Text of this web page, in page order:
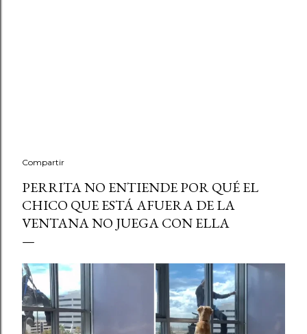
Compartir
PERRITA NO ENTIENDE POR QUÉ EL
CHICO QUE ESTÁ AFUERA DE LA
VENTANA NO JUEGA CON ELLA